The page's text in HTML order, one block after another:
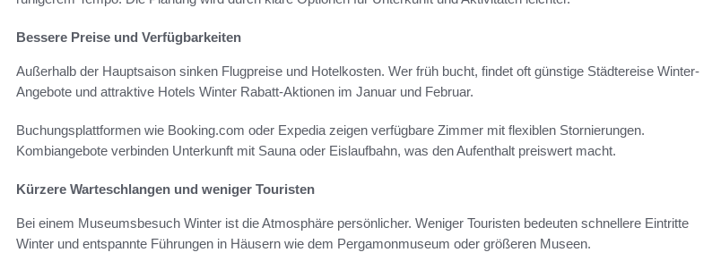
Bessere Preise und Verfügbarkeiten
Außerhalb der Hauptsaison sinken Flugpreise und Hotelkosten. Wer früh bucht, findet oft günstige Städtereise Winter-
Angebote und attraktive Hotels Winter Rabatt-Aktionen im Januar und Februar.
Buchungsplattformen wie Booking.com oder Expedia zeigen verfügbare Zimmer mit flexiblen Stornierungen.
Kombiangebote verbinden Unterkunft mit Sauna oder Eislaufbahn, was den Aufenthalt preiswert macht.
Kürzere Warteschlangen und weniger Touristen
Bei einem Museumsbesuch Winter ist die Atmosphäre persönlicher. Weniger Touristen bedeuten schnellere Eintritte
Winter und entspannte Führungen in Häusern wie dem Pergamonmuseum oder größeren Museen.